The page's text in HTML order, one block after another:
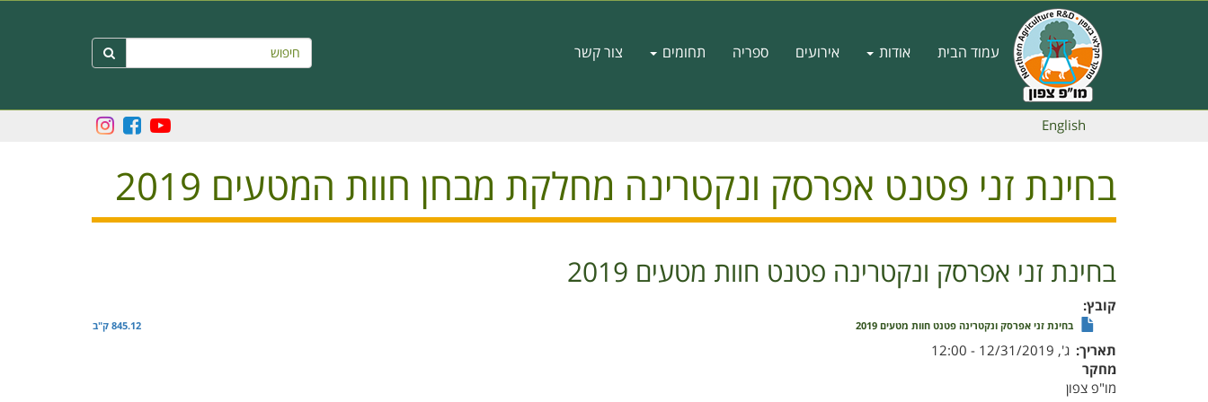
Main
navigation
עמוד הבית אודות אירועים ספריה תחומים צור קשר חיפוש 
English
בחינת זני פטנט אפרסק ונקטרינה מחלקת מבחן חוות המטעים 2019
בחינת זני אפרסק ונקטרינה פטנט חוות מטעים 2019
קובץ
בחינת זני אפרסק ונקטרינה פטנט חוות מטעים 2019 845.12 ק"ב
תאריך ג', 12/31/2019 - 12:00
מחקר
מו"פ צפון